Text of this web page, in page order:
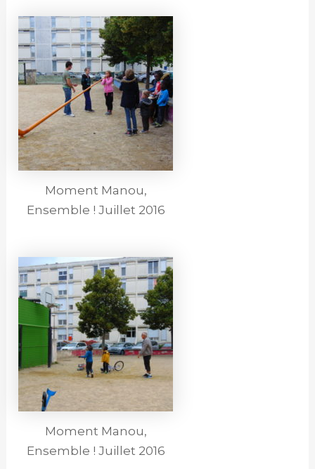
Moment Manou,
Ensemble ! Juillet 2016
Moment Manou,
Ensemble ! Juillet 2016